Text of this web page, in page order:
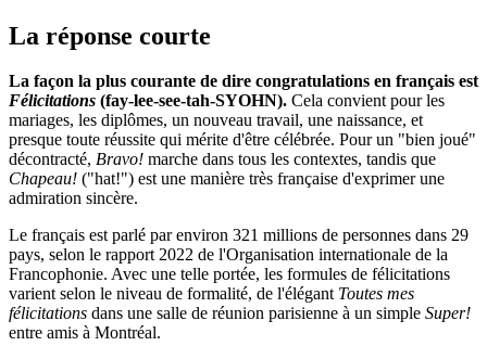
La réponse courte
La façon la plus courante de dire congratulations en français est
Félicitations (fay-lee-see-tah-SYOHN). Cela convient pour les
mariages, les diplômes, un nouveau travail, une naissance, et
presque toute réussite qui mérite d'être célébrée. Pour un "bien joué"
décontracté, Bravo! marche dans tous les contextes, tandis que
Chapeau! ("hat!") est une manière très française d'exprimer une
admiration sincère.
Le français est parlé par environ 321 millions de personnes dans 29
pays, selon le rapport 2022 de l'Organisation internationale de la
Francophonie. Avec une telle portée, les formules de félicitations
varient selon le niveau de formalité, de l'élégant Toutes mes
félicitations dans une salle de réunion parisienne à un simple Super!
entre amis à Montréal.